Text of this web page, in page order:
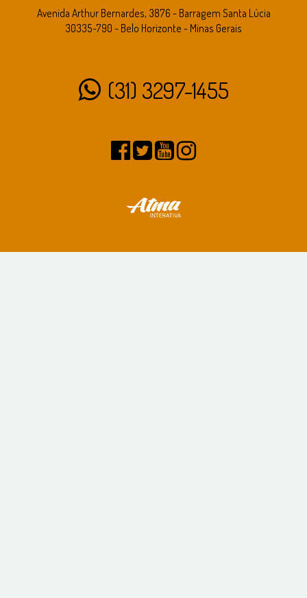
Avenida Arthur Bernardes, 3876 - Barragem Santa Lúcia
30335-790 - Belo Horizonte - Minas Gerais
(31) 3297-1455